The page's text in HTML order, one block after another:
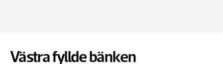
Västra fyllde bänken